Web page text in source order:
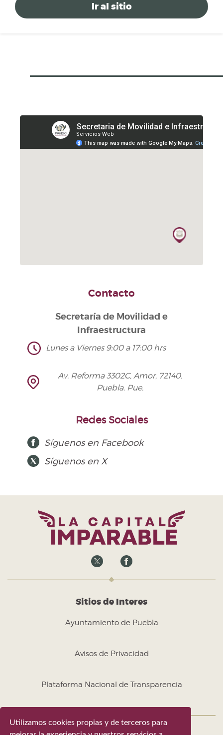
Utilizamos cookies propias y de terceros para
Ir al sitio
Contacto
Secretaría de Movilidad e
Infraestructura
Lunes a Viernes 9:00 a 17:00 hrs
Av. Reforma 3302C, Amor, 72140.
Puebla. Pue.
Redes Sociales
Síguenos en Facebook
Síguenos en X
Sitios de Interes
Ayuntamiento de Puebla
Avisos de Privacidad
Plataforma Nacional de Transparencia